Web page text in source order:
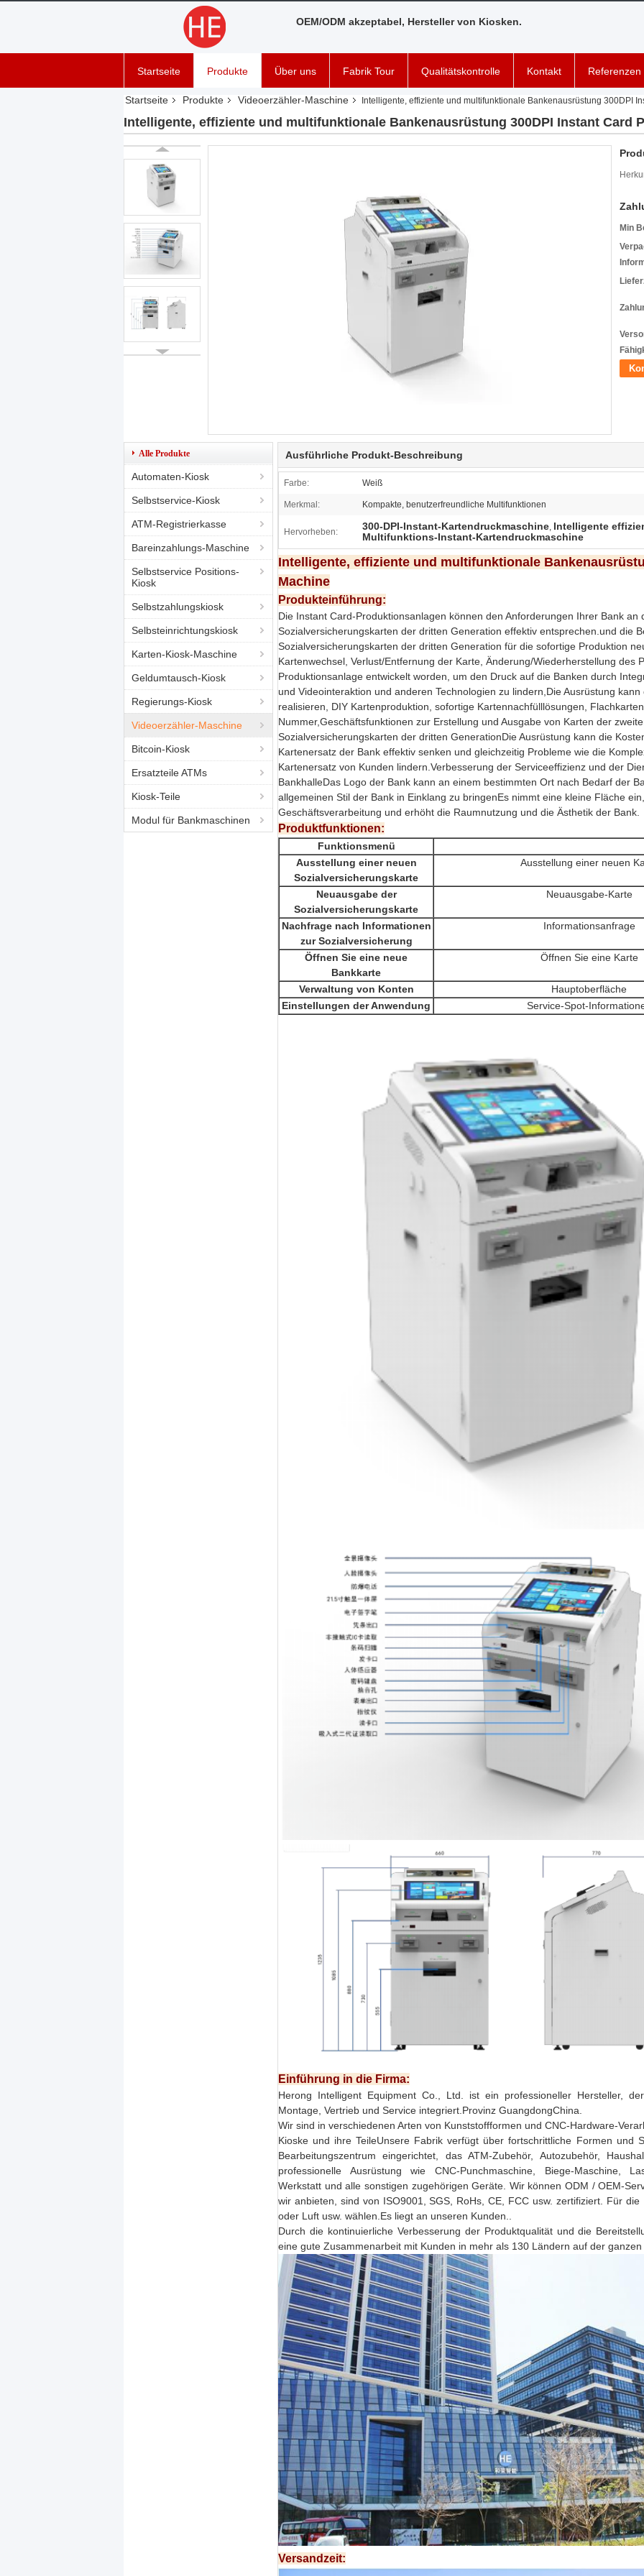
OEM/ODM akzeptabel, Hersteller von Kiosken.
Startseite Produkte Über uns Fabrik Tour Qualitätskontrolle Kontakt Referenzen
Startseite Produkte Videoerzähler-Maschine Intelligente, effiziente und multifunktionale Bankenausrüstung 300DPI
Intelligente, effiziente und multifunktionale Bankenausrüstung 300DPI Instant Card
Min
Alle Produkte
Automaten-Kiosk
Selbstservice-Kiosk
ATM-Registrierkasse
Bareinzahlungs-Maschine
Selbstservice Positions-
Kiosk
Selbstzahlungskiosk
Selbsteinrichtungskiosk
Karten-Kiosk-Maschine
Geldumtausch-Kiosk
Regierungs-Kiosk
Videoerzähler-Maschine
Bitcoin-Kiosk
Ersatzteile ATMs
Kiosk-Teile
Modul für Bankmaschinen
Ausführliche Produkt-Beschreibung
Farbe: Weiß
Merkmal: Kompakte, benutzerfreundliche Multifunktionen
Hervorheben: 300-DPI-Instant-Kartendruckmaschine, Intelligente
Multifunktions-Instant-Kartendruckmaschine
Intelligente, effiziente und multifunktionale
Machine
Produkteinführung:
Die Instant Card-Produktionsanlagen können den Anforderungen Ihrer Bank an
Sozialversicherungskarten der dritten Generation effektiv entsprechen.und die
Sozialversicherungskarten der dritten Generation für die sofortige Produktion
Kartenwechsel, Verlust/Entfernung der Karte, Änderung/Wiederherstellung des
Produktionsanlage entwickelt worden, um den Druck auf die Banken durch
und Videointeraktion und anderen Technologien zu lindern,Die Ausrüstung
realisieren, DIY Kartenproduktion, sofortige Kartennachfülllösungen,
Nummer,Geschäftsfunktionen zur Erstellung und Ausgabe von Karten der
Sozialversicherungskarten der dritten GenerationDie Ausrüstung kann die
Kartenersatz der Bank effektiv senken und gleichzeitig Probleme wie die
Kartenersatz von Kunden lindern.Verbesserung der Serviceeffizienz und der
BankhalleDas Logo der Bank kann an einem bestimmten Ort nach Bedarf der
allgemeinen Stil der Bank in Einklang zu bringenEs nimmt eine kleine Fläche
Geschäftsverarbeitung und erhöht die Raumnutzung und die Ästhetik der Bank.
Produktfunktionen:
Funktionsmenü
Ausstellung einer neuen
Sozialversicherungskarte
Ausstellung einer neuen
Neuausgabe der
Sozialversicherungskarte
Neuausgabe-Karte
Nachfrage nach Informationen
zur Sozialversicherung
Informationsanfrage
Öffnen Sie eine neue
Bankkarte
Öffnen Sie eine Karte
Verwaltung von Konten
Hauptoberfläche
Einstellungen der Anwendung
Service-Spot-
Einführung in die Firma:
Herong Intelligent Equipment Co., Ltd. ist ein professioneller Hersteller,
Montage, Vertrieb und Service integriert.Provinz GuangdongChina.
Wir sind in verschiedenen Arten von Kunststoffformen und CNC-Hardware-
Kioske und ihre TeileUnsere Fabrik verfügt über fortschrittliche Formen und
Bearbeitungszentrum eingerichtet, das ATM-Zubehör, Autozubehör,
professionelle Ausrüstung wie CNC-Punchmaschine, Biege-Maschine,
Werkstatt und alle sonstigen zugehörigen Geräte. Wir können ODM / OEM-
wir anbieten, sind von ISO9001, SGS, RoHs, CE, FCC usw. zertifiziert. Für
oder Luft usw. wählen.Es liegt an unseren Kunden..
Durch die kontinuierliche Verbesserung der Produktqualität und die
eine gute Zusammenarbeit mit Kunden in mehr als 130 Ländern auf der
Versandzeit: